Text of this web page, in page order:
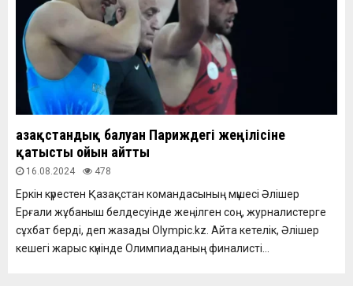
Қазақстандық балуан Париждегі жеңілісіне
қатысты ойын айтты
16.08.2024 478
Еркін күрестен Қазақстан командасының мүшесі Әлішер
Ерғали жұбаныш белдесуінде жеңілген соң, журналистерге
сұхбат берді, деп жазады Olympic.kz. Айта кетелік, Әлішер
кешегі жарыс күнінде Олимпиаданың финалисті...